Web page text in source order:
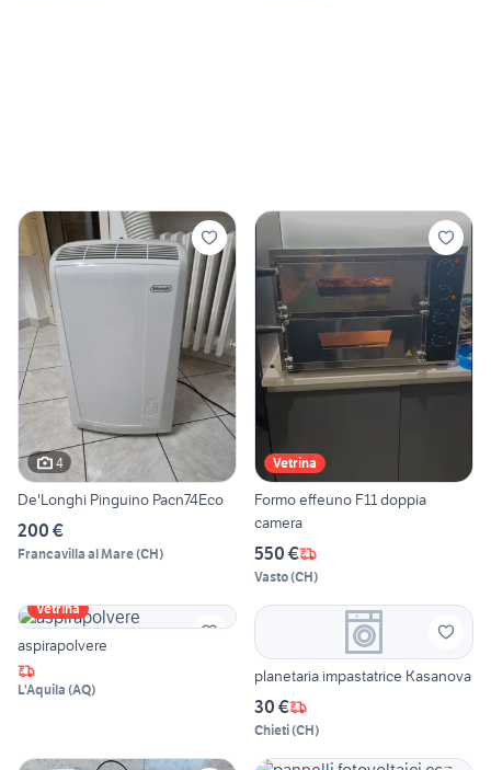
4
De'Longhi Pinguino Pacn74Eco
200 €
Francavilla al Mare(CH)
Vetrina
Formo effeuno F11 doppia
camera
550 €
Vasto(CH)
Vetrina
aspirapolvere
L'Aquila (AQ)
planetaria impastatrice Kasanova
30 €
Chieti(CH)